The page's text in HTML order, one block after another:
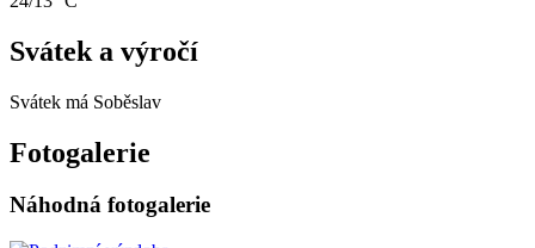
Svátek a výročí
Svátek má Soběslav
Fotogalerie
Náhodná fotogalerie